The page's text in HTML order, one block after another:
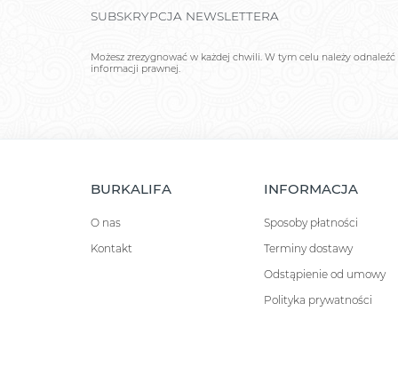
SUBSKRYPCJA NEWSLETTERA
Możesz zrezygnować w każdej chwili. W tym celu należy odnaleźć
informacji prawnej.
BURKALIFA
O nas
Kontakt
INFORMACJA
Sposoby płatności
Terminy dostawy
Odstąpienie od umowy
Polityka prywatności